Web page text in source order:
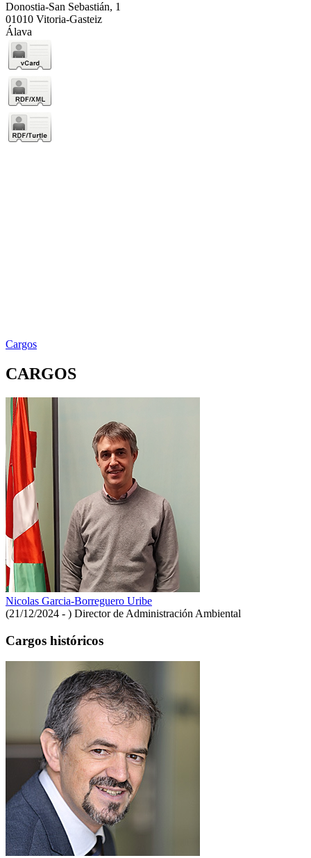
Donostia-San Sebastián, 1
01010 Vitoria-Gasteiz
Álava
Cargos
CARGOS
Nicolas Garcia-Borreguero Uribe
(21/12/2024 - ) Director de Administración Ambiental
Cargos históricos